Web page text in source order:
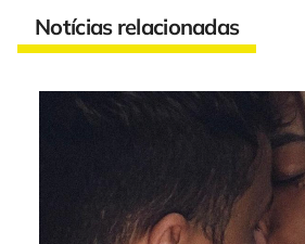
Notícias relacionadas